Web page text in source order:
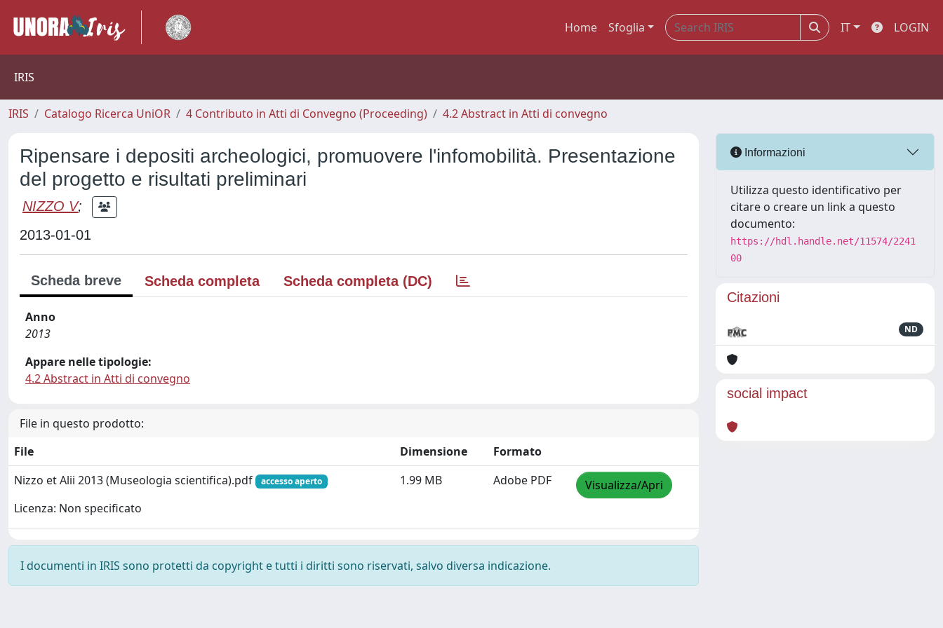
Home Sfoglia IT LOGIN
IRIS
IRIS Catalogo Ricerca UniOR 4 Contributo in Atti di Convegno (Proceeding) 4.2 Abstract in Atti di convegno
Ripensare i depositi archeologici, promuovere l'infomobilità. Presentazione
del progetto e risultati preliminari
NIZZO V;
2013-01-01
Scheda breve Scheda completa Scheda completa (DC)
Anno
2013
Appare nelle tipologie:
4.2 Abstract in Atti di convegno
File in questo prodotto:
File
Dimensione
Formato
Nizzo et Alii 2013 (Museologia scientifica).pdf
accesso aperto
Licenza: Non specificato
1.99 MB Adobe PDF Visualizza/Apri
I documenti in IRIS sono protetti da copyright e tutti i diritti sono riservati, salvo diversa indicazione.
Informazioni
Utilizza questo identificativo per
citare o creare un link a questo
documento:
https://hdl.handle.net/11574/2241
00
Citazioni
ND
social impact